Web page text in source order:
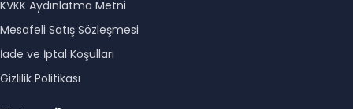
KVKK Aydınlatma Metni
Mesafeli Satış Sözleşmesi
İade ve İptal Koşulları
Gizlilik Politikası